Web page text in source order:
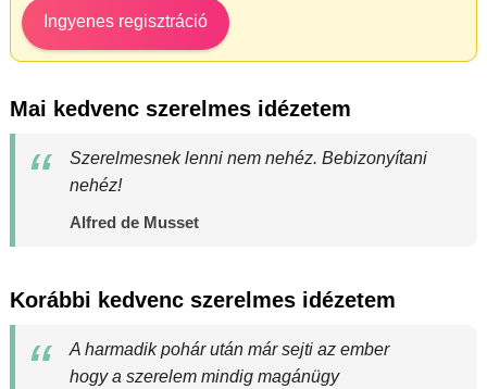
Ingyenes regisztráció
Mai kedvenc szerelmes idézetem
Szerelmesnek lenni nem nehéz. Bebizonyítani
nehéz!
Alfred de Musset
Korábbi kedvenc szerelmes idézetem
A harmadik pohár után már sejti az ember
hogy a szerelem mindig magánügy